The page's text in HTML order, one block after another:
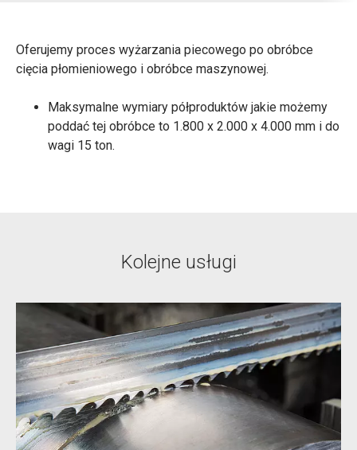
Oferujemy proces wyżarzania piecowego po obróbce
cięcia płomieniowego i obróbce maszynowej.
Maksymalne wymiary półproduktów jakie możemy
poddać tej obróbce to 1.800 x 2.000 x 4.000 mm i do
wagi 15 ton.
Kolejne usługi